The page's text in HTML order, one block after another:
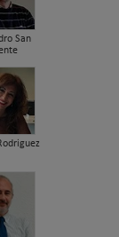
San